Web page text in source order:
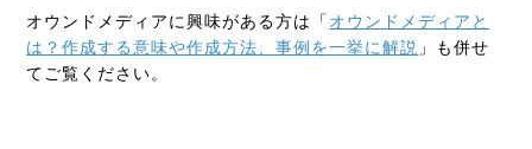
オウンドメディアに興味がある方は「 オウンドメディアと
は？作成する意味や作成方法、事例を一挙に解説 」も併せ
てご覧ください。